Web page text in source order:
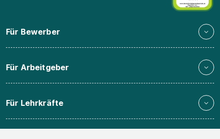
Für Bewerber
Für Arbeitgeber
Für Lehrkräfte